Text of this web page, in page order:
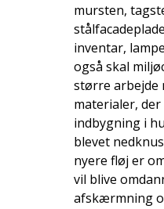
mursten,
inventar,
også skal
større arbejde
materialer,
indbygning i
blevet
nyere fløj er
vil blive
afskærmning